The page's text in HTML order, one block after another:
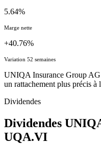
5.64%
Marge nette
+40.76%
Variation 52 semaines
UNIQA Insurance Group AG
un rattachement plus précis à
Dividendes
Dividendes
UQA.VI